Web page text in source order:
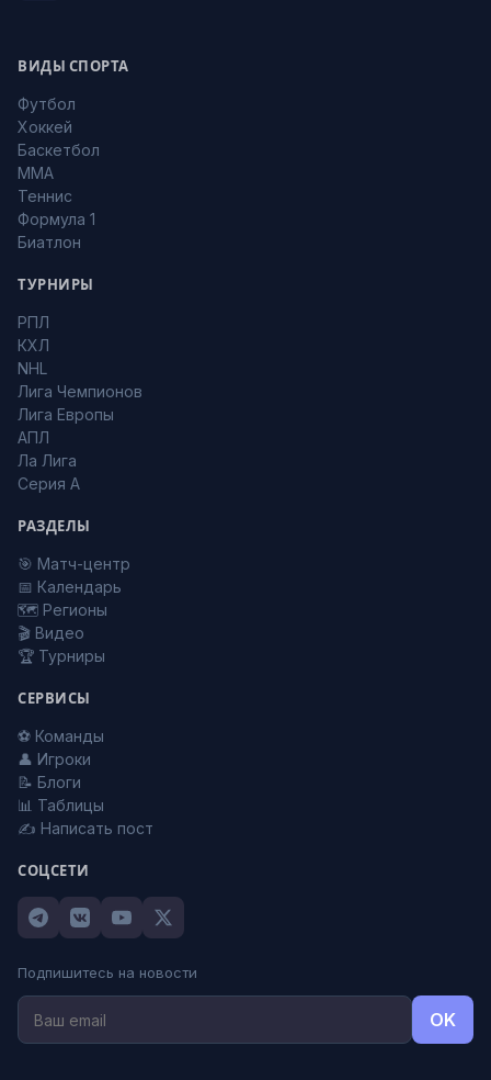
ВИДЫ СПОРТА
Футбол
Хоккей
Баскетбол
MMA
Теннис
Формула 1
Биатлон
ТУРНИРЫ
РПЛ
КХЛ
NHL
Лига Чемпионов
Лига Европы
АПЛ
Ла Лига
Серия А
РАЗДЕЛЫ
🎯 Матч-центр
📅 Календарь
🗺️ Регионы
🎬 Видео
🏆 Турниры
СЕРВИСЫ
⚽ Команды
👤 Игроки
📝 Блоги
📊 Таблицы
✍️ Написать пост
СОЦСЕТИ
Подпишитесь на новости
OK